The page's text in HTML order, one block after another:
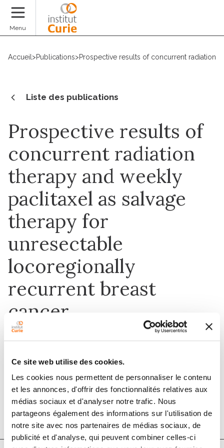
Ce site web utilise des cookies.
Les cookies nous permettent de personnaliser le contenu
et les annonces, d'offrir des fonctionnalités relatives aux
médias sociaux et d'analyser notre trafic. Nous
partageons également des informations sur l'utilisation de
notre site avec nos partenaires de médias sociaux, de
publicité et d'analyse, qui peuvent combiner celles-ci
Menu
Accueil >Publications>Prospective results of concurrent radiation
Liste des publications
Prospective results of
concurrent radiation
therapy and weekly
paclitaxel as salvage
therapy for
unresectable
locoregionally
recurrent breast
cancer
1 déc. 2019
Radiation Oncology
DOI : 10.1186/s13014-019-1321-1